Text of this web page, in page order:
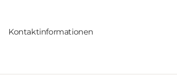
Kontaktinformationen